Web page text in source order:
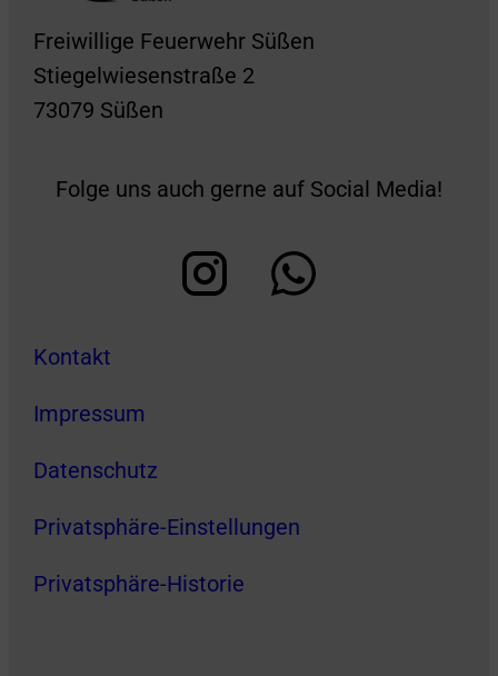
Freiwillige Feuerwehr Süßen
Stiegelwiesenstraße 2
73079 Süßen
Folge uns auch gerne auf Social Media!
Kontakt
Impressum
Datenschutz
Privatsphäre-Einstellungen
Privatsphäre-Historie